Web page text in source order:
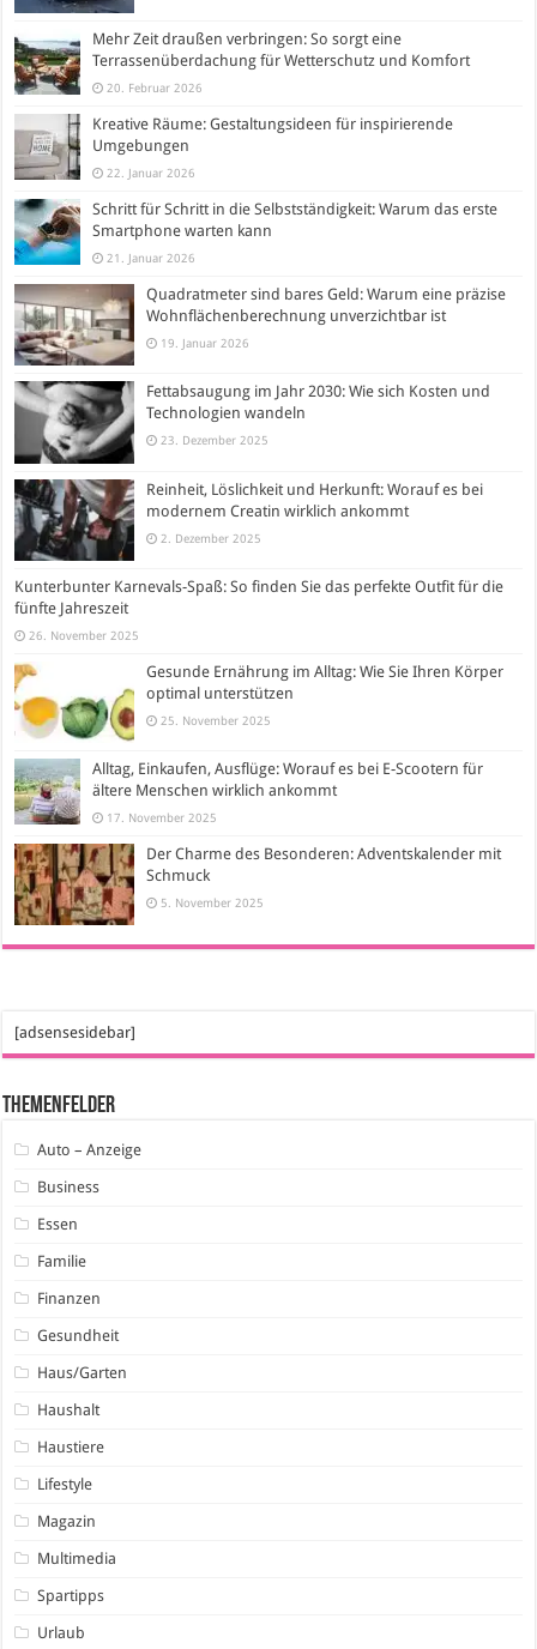
Mehr Zeit draußen verbringen: So sorgt eine
Terrassenüberdachung für Wetterschutz und Komfort
20. Februar 2026
Kreative Räume: Gestaltungsideen für inspirierende
Umgebungen
22. Januar 2026
Schritt für Schritt in die Selbstständigkeit: Warum das erste
Smartphone warten kann
21. Januar 2026
Quadratmeter sind bares Geld: Warum eine präzise
Wohnflächenberechnung unverzichtbar ist
19. Januar 2026
Fettabsaugung im Jahr 2030: Wie sich Kosten und
Technologien wandeln
23. Dezember 2025
Reinheit, Löslichkeit und Herkunft: Worauf es bei
modernem Creatin wirklich ankommt
2. Dezember 2025
Kunterbunter Karnevals-Spaß: So finden Sie das perfekte Outfit für die
fünfte Jahreszeit
26. November 2025
Gesunde Ernährung im Alltag: Wie Sie Ihren Körper
optimal unterstützen
25. November 2025
Alltag, Einkaufen, Ausflüge: Worauf es bei E-Scootern für
ältere Menschen wirklich ankommt
17. November 2025
Der Charme des Besonderen: Adventskalender mit
Schmuck
5. November 2025
[adsensesidebar]
Themenfelder
Auto – Anzeige
Business
Essen
Familie
Finanzen
Gesundheit
Haus/Garten
Haushalt
Haustiere
Lifestyle
Magazin
Multimedia
Spartipps
Urlaub